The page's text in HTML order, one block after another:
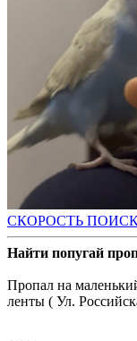
СКОРОСТЬ
Найти попугай
Пропал на
ленты ( Ул.